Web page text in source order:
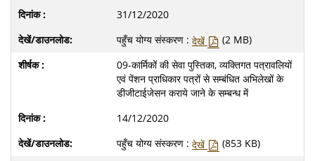
31/12/2020
पहुँच योग्य संस्करण : देखें
(2 MB)
09-कार्मिकों की सेवा पुस्तिका, व्यक्तिगत पत्रावलियों
एवं पेंशन प्राधिकार पत्रों से सम्बंधित अभिलेखों के
डीजीटाईजेसन कराये जाने के सम्बन्ध में
14/12/2020
पहुँच योग्य संस्करण : देखें
(853 KB)